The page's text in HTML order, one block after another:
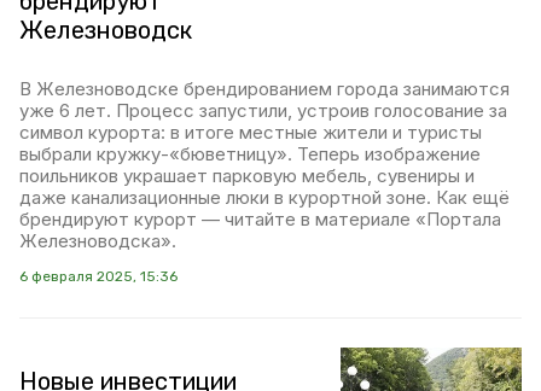
Железноводск
В Железноводске брендированием города занимаются
уже 6 лет. Процесс запустили, устроив голосование за
символ курорта: в итоге местные жители и туристы
выбрали кружку-«бюветницу». Теперь изображение
поильников украшает парковую мебель, сувениры и
даже канализационные люки в курортной зоне. Как ещё
брендируют курорт — читайте в материале «Портала
Железноводска».
6 февраля 2025, 15:36
Новые инвестиции